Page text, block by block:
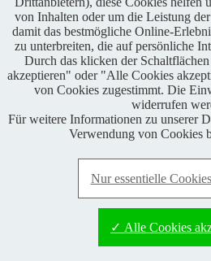
Enduro One Series
Copyright © 2021 BABOONS GmbH.
Keine Haftung und kein Anspruch auf
Richtigkeit von Inhalten, Berichten
Impressum|Datenschutz|RSS-
|Admin
von Inhalten oder um die Leistung
damit das bestmögliche Online-
zu unterbreiten, die auf persönliche
Durch das klicken der
akzeptieren" oder "Alle Cookies
von Cookies zugestimmt. Die
widerrufen
Für weitere Informationen zu unserer
Verwendung von Cookies
Nur essentielle
✓ Alle Cookies